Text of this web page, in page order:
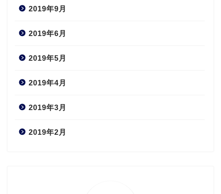
2019年9月
2019年6月
2019年5月
2019年4月
2019年3月
2019年2月